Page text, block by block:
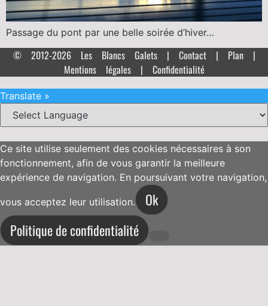
Passage du pont par une belle soirée d’hiver…
© 2012-2026 Les Blancs Galets | Contact| Plan|
Mentions légales| Confidentialité
Translate »
Ce site utilise seulement des cookies nécessaires à son
fonctionnement, afin de vous garantir la meilleure
expérience de navigation. En poursuivant votre navigation,
vous acceptez leur utilisation.
Ok
Politique de confidentialité